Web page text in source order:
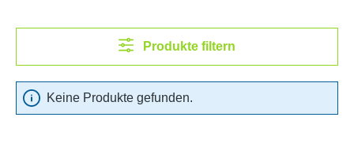
Produkte filtern
Keine Produkte gefunden.